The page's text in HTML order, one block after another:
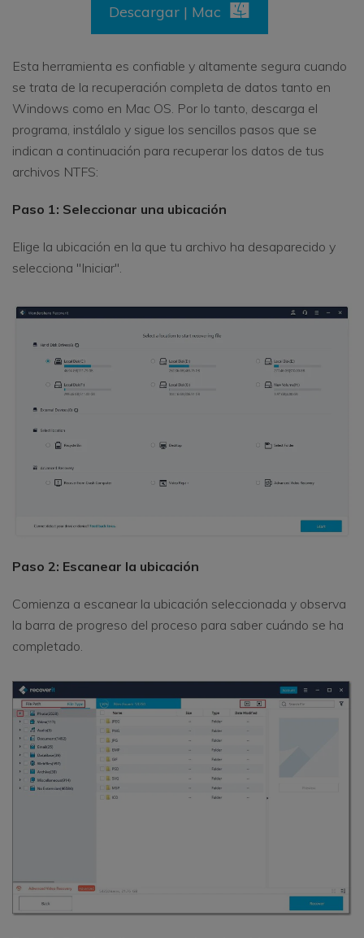
Descargar | Mac
Esta herramienta es confiable y altamente segura cuando
se trata de la recuperación completa de datos tanto en
Windows como en Mac OS. Por lo tanto, descarga el
programa, instálalo y sigue los sencillos pasos que se
indican a continuación para recuperar los datos de tus
archivos NTFS:
Paso 1: Seleccionar una ubicación
Elige la ubicación en la que tu archivo ha desaparecido y
selecciona "Iniciar".
Paso 2: Escanear la ubicación
Comienza a escanear la ubicación seleccionada y observa
la barra de progreso del proceso para saber cuándo se ha
completado.